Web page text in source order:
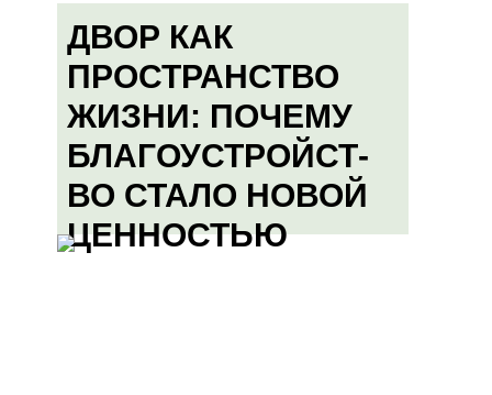
ДВОР КАК
ПРОСТРАНСТВО
ЖИЗНИ: ПОЧЕМУ
БЛАГОУСТРОЙСТ-
ВО СТАЛО НОВОЙ
ЦЕННОСТЬЮ